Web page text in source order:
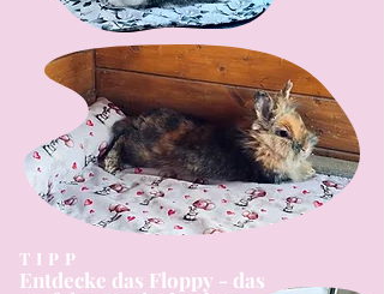
TIPP
Entdecke das Floppy - das